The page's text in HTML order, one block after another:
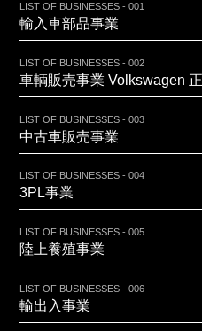
LIST OF BUSINESSES - 001
輸入車部品事業
LIST OF BUSINESSES - 002
車輌販売事業 Volkswagen
LIST OF BUSINESSES - 003
中古車販売事業
LIST OF BUSINESSES - 004
3PL事業
LIST OF BUSINESSES - 005
陸上養殖事業
LIST OF BUSINESSES - 006
輸出入事業